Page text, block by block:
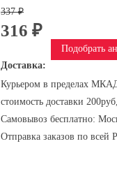
337 ₽
316 ₽
Подобрать
Доставка:
Курьером в пределах
стоимость доставки
Самовывоз бесплатно:
Отправка заказов по всей